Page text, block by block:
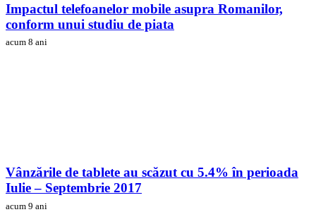
Impactul telefoanelor mobile asupra Romanilor,
conform unui studiu de piata
acum 8 ani
Vânzările de tablete au scăzut cu 5.4% în perioada
Iulie – Septembrie 2017
acum 9 ani